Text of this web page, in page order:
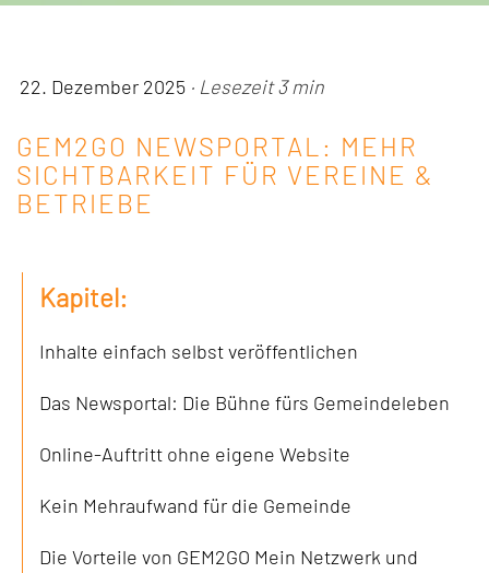
22. Dezember 2025 · Lesezeit 3 min
GEM2GO NEWSPORTAL: MEHR
SICHTBARKEIT FÜR VEREINE &
BETRIEBE
Kapitel:
Inhalte einfach selbst veröffentlichen
Das Newsportal: Die Bühne fürs Gemeindeleben
Online-Auftritt ohne eigene Website
Kein Mehraufwand für die Gemeinde
Die Vorteile von GEM2GO Mein Netzwerk und